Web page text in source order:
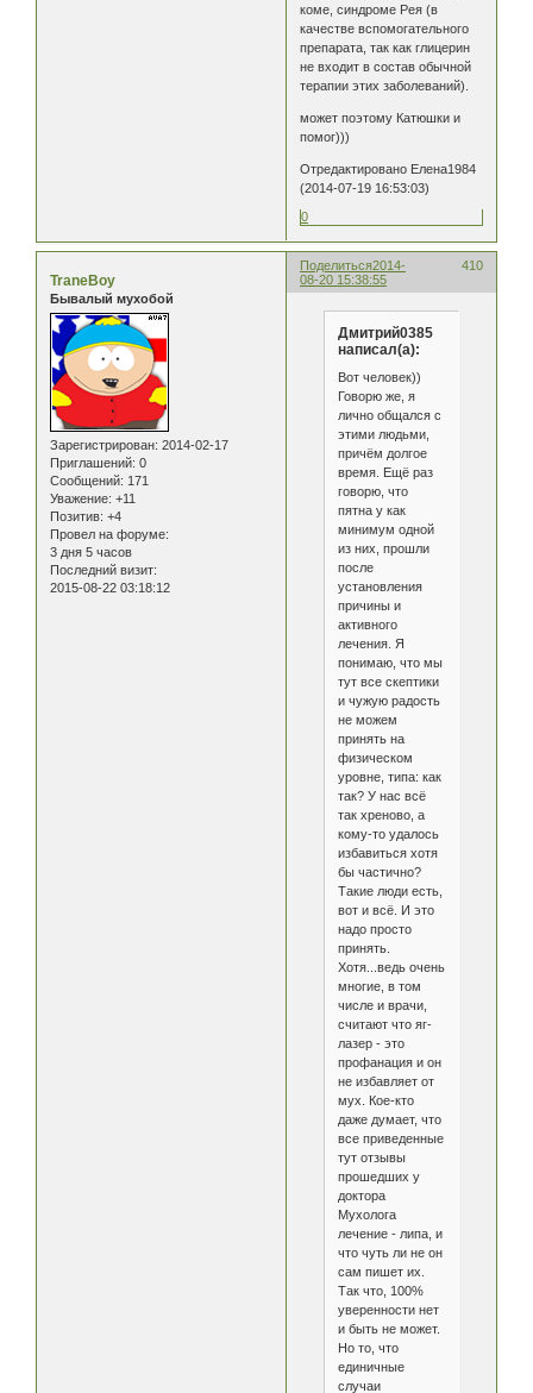
коме, синдроме Рея (в
качестве вспомогательного
препарата, так как глицерин
не входит в состав обычной
терапии этих заболеваний).
может поэтому Катюшки и
помог)))
Отредактировано Елена1984
(2014-07-19 16:53:03)
0
Поделиться 410
2014-
08-20 15:38:55
TraneBoy
Бывалый мухобой
Зарегистрирован: 2014-02-17
Приглашений: 0
Сообщений: 171
Уважение: +11
Позитив: +4
Провел на форуме:
3 дня 5 часов
Последний визит:
2015-08-22 03:18:12
Дмитрий0385
написал(а):
Вот человек))
Говорю же, я
лично общался с
этими людьми,
причём долгое
время. Ещё раз
говорю, что
пятна у как
минимум одной
из них, прошли
после
установления
причины и
активного
лечения. Я
понимаю, что мы
тут все скептики
и чужую радость
не можем
принять на
физическом
уровне, типа: как
так? У нас всё
так хреново, а
кому-то удалось
избавиться хотя
бы частично?
Такие люди есть,
вот и всё. И это
надо просто
принять.
Хотя...ведь очень
многие, в том
числе и врачи,
считают что яг-
лазер - это
профанация и он
не избавляет от
мух. Кое-кто
даже думает, что
все приведенные
тут отзывы
прошедших у
доктора
Мухолога
лечение - липа, и
что чуть ли не он
сам пишет их.
Так что, 100%
уверенности нет
и быть не может.
Но то, что
единичные
случаи